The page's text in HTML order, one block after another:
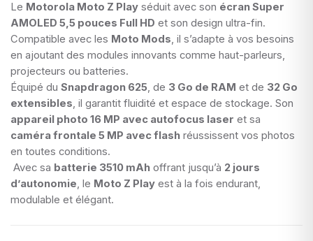
Le Motorola Moto Z Play séduit avec son écran Super
AMOLED 5,5 pouces Full HD et son design ultra-fin.
Compatible avec les Moto Mods, il s’adapte à vos besoins
en ajoutant des modules innovants comme haut-parleurs,
projecteurs ou batteries.
Équipé du Snapdragon 625, de 3 Go de RAM et de 32 Go
extensibles, il garantit fluidité et espace de stockage. Son
appareil photo 16 MP avec autofocus laser et sa
caméra frontale 5 MP avec flash réussissent vos photos
en toutes conditions.
Avec sa batterie 3510 mAh offrant jusqu’à 2 jours
d’autonomie, le Moto Z Play est à la fois endurant,
modulable et élégant.